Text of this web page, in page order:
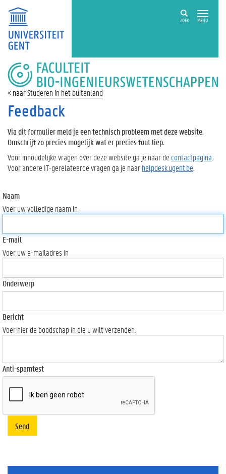
ZOEK MENU
FACULTEIT
BIO-
INGENIEURSWETENSCHAPPEN
Studeren in het buitenland
Feedback
Via dit formulier meld je een technisch probleem met deze website.
Omschrijf zo precies mogelijk wat er precies fout liep.
Voor inhoudelijke vragen over deze website ga je naar de contactpagina
Voor andere IT-gerelateerde vragen ga je naarhelpdesk.ugent.be
Naam
Voer uw volledige naam in
E-mail
Voer uw e-mailadres in
Onderwerp
Bericht
Voer hier de boodschap in die u wilt verzenden.
Anti-spamtest
Send